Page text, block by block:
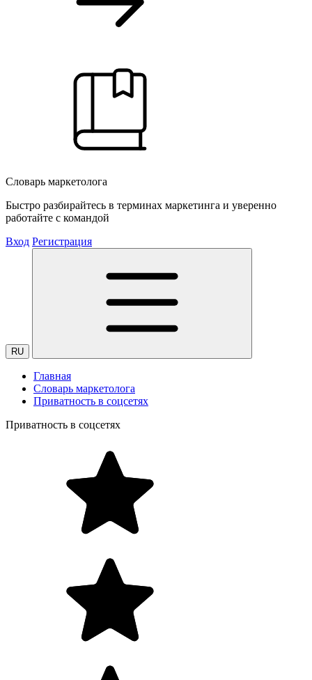
Словарь маркетолога
Быстро разбирайтесь в терминах маркетинга и уверенно
работайте с командой
Вход Регистрация
RU
Главная
Словарь маркетолога
Приватность в соцсетях
Приватность в соцсетях